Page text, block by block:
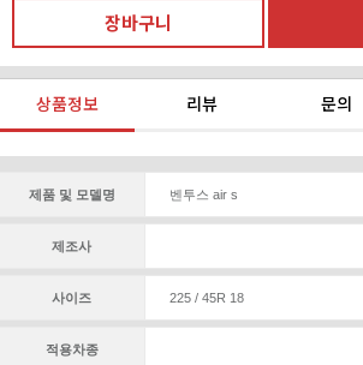
상품정보 리뷰 문의
제품 및 모델명 벤투스 air s
제조사
사이즈 225 / 45R 18
적용차종